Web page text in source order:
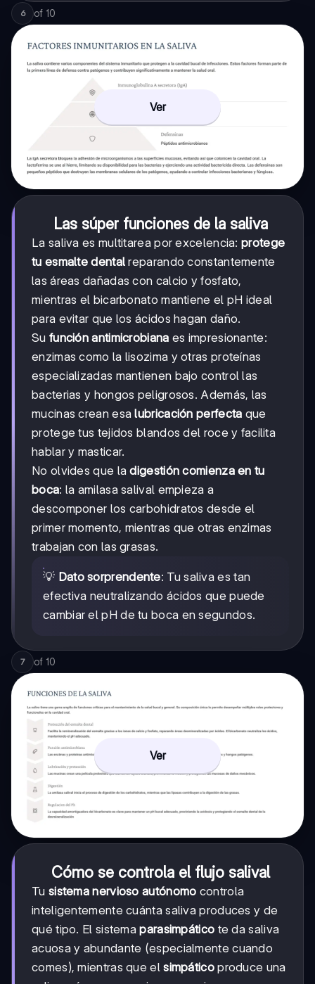
6 of 10
Ver
Las súper funciones de la saliva
La saliva es multitarea por excelencia: protege
tu esmalte dental reparando constantemente
las áreas dañadas con calcio y fosfato,
mientras el bicarbonato mantiene el pH ideal
para evitar que los ácidos hagan daño.
Su función antimicrobiana es impresionante:
enzimas como la lisozima y otras proteínas
especializadas mantienen bajo control las
bacterias y hongos peligrosos. Además, las
mucinas crean esalubricación perfecta que
protege tus tejidos blandos del roce y facilita
hablar y masticar.
No olvides que ladigestión comienza en tu
boca: la amilasa salival empieza a
descomponer los carbohidratos desde el
primer momento, mientras que otras enzimas
trabajan con las grasas.
💡 Dato sorprendente: Tu saliva es tan
efectiva neutralizando ácidos que puede
cambiar el pH de tu boca en segundos.
7 of 10
Ver
Cómo se controla el flujo salival
Tu sistema nervioso autónomo controla
inteligentemente cuánta saliva produces y de
qué tipo. El sistemaparasimpático te da saliva
acuosa y abundante (especialmente cuando
comes), mientras que elsimpáticoproduce una